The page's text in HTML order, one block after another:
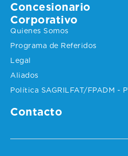
Concesionario
Corporativo
Quienes Somos
Programa de Referidos
Legal
Aliados
Política SAGRILFAT/FPADM -
Contacto